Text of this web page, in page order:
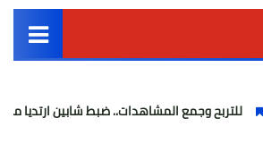
أخبار مصر
المشاهدات.. ضبط شابين ارتديا ملابس نسائية